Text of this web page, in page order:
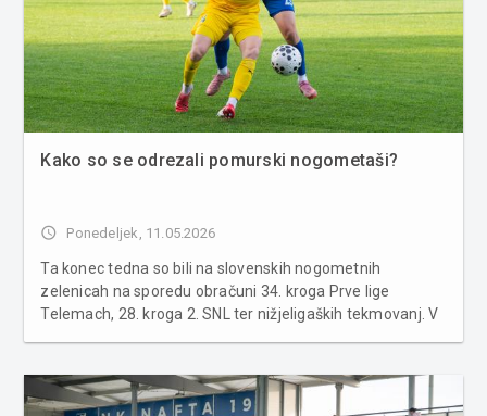
Kako so se odrezali pomurski nogometaši?
access_time Ponedeljek, 11.05.2026
Ta konec tedna so bili na slovenskih nogometnih
zelenicah na sporedu obračuni 34. kroga Prve lige
Telemach, 28. kroga 2. SNL ter nižjeligaških tekmovanj. V
Kalcer Radomlje 2:1 ...